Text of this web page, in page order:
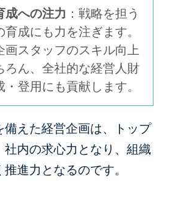
成への注力 ：戦略を担う
育成にも力を注ぎます。
画スタッフのスキル向上
ろん、全社的な経営人財
・登用にも貢献します。
備えた経営企画は、トップ
内の求心力となり、組織
進力となるのです。